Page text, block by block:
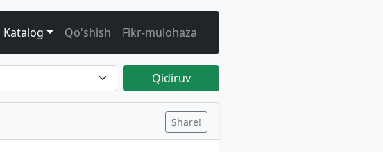
Katalog Qo'shish Fikr-mulohaza
Qidiruv
Share!